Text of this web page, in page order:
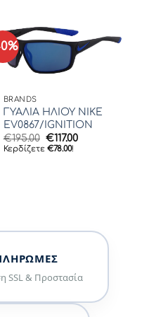
BRANDS
ΓΥΑΛΙΑ ΗΛΙΟΥ NIKE
EV0867/IGNITION
€195.00 Original
price
€117.00Η
Κερδίζετε €78.00!
SSL & Προστασία